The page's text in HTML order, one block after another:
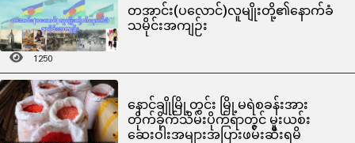
တအာင်း(ပလောင်)လူမျိုးတို့၏နောက်ခံ
သမိုင်းအကျဉ်း
1250
နောင်ချိုမြို့တွင်း မြို့မရဲစခန်းအား
တိုက်ခိုက်သိမ်းပိုက်ရာတွင် မူးယစ်း
ဆေးဝါးအများအပြားဖမ်းဆီးရမိ